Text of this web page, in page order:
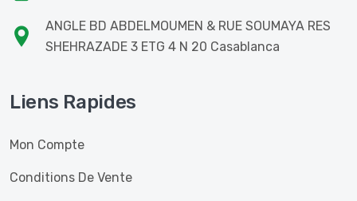
ANGLE BD ABDELMOUMEN & RUE SOUMAYA RES
SHEHRAZADE 3 ETG 4 N 20 Casablanca
Liens Rapides
Mon Compte
Conditions De Vente